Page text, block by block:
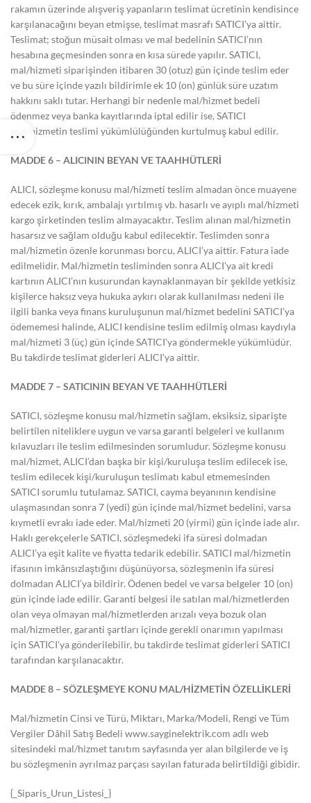
rakamın üzerinde alışveriş yapanların teslimat ücretinin kendisince
karşılanacağını beyan etmişse, teslimat masrafı SATICI’ya aittir.
Teslimat; stoğun müsait olması ve mal bedelinin SATICI’nın
hesabına geçmesinden sonra en kısa sürede yapılır. SATICI,
mal/hizmeti siparişinden itibaren 30 (otuz) gün içinde teslim eder
ve bu süre içinde yazılı bildirimle ek 10 (on) günlük süre uzatım
hakkını saklı tutar. Herhangi bir nedenle mal/hizmet bedeli
ödenmez veya banka kayıtlarında iptal edilir ise, SATICI
mal/hizmetin teslimi yükümlülüğünden kurtulmuş kabul edilir.
MADDE 6 – ALICININ BEYAN VE TAAHHÜTLERİ
ALICI, sözleşme konusu mal/hizmeti teslim almadan önce muayene
edecek ezik, kırık, ambalajı yırtılmış vb. hasarlı ve ayıplı mal/hizmeti
kargo şirketinden teslim almayacaktır. Teslim alınan mal/hizmetin
hasarsız ve sağlam olduğu kabul edilecektir. Teslimden sonra
mal/hizmetin özenle korunması borcu, ALICI’ya aittir. Fatura iade
edilmelidir. Mal/hizmetin tesliminden sonra ALICI’ya ait kredi
kartının ALICI’nın kusurundan kaynaklanmayan bir şekilde yetkisiz
kişilerce haksız veya hukuka aykırı olarak kullanılması nedeni ile
ilgili banka veya finans kuruluşunun mal/hizmet bedelini SATICI’ya
ödememesi halinde, ALICI kendisine teslim edilmiş olması kaydıyla
mal/hizmeti 3 (üç) gün içinde SATICI’ya göndermekle yükümlüdür.
Bu takdirde teslimat giderleri ALICI’ya aittir.
MADDE 7 – SATICININ BEYAN VE TAAHHÜTLERİ
SATICI, sözleşme konusu mal/hizmetin sağlam, eksiksiz, siparişte
belirtilen niteliklere uygun ve varsa garanti belgeleri ve kullanım
kılavuzları ile teslim edilmesinden sorumludur. Sözleşme konusu
mal/hizmet, ALICI’dan başka bir kişi/kuruluşa teslim edilecek ise,
teslim edilecek kişi/kuruluşun teslimatı kabul etmemesinden
SATICI sorumlu tutulamaz. SATICI, cayma beyanının kendisine
ulaşmasından sonra 7 (yedi) gün içinde mal/hizmet bedelini, varsa
kıymetli evrakı iade eder. Mal/hizmeti 20 (yirmi) gün içinde iade alır.
Haklı gerekçelerle SATICI, sözleşmedeki ifa süresi dolmadan
ALICI’ya eşit kalite ve fiyatta tedarik edebilir. SATICI mal/hizmetin
ifasının imkânsızlaştığını düşünüyorsa, sözleşmenin ifa süresi
dolmadan ALICI’ya bildirir. Ödenen bedel ve varsa belgeler 10 (on)
gün içinde iade edilir. Garanti belgesi ile satılan mal/hizmetlerden
olan veya olmayan mal/hizmetlerden arızalı veya bozuk olan
mal/hizmetler, garanti şartları içinde gerekli onarımın yapılması
için SATICI’ya gönderilebilir, bu takdirde teslimat giderleri SATICI
tarafından karşılanacaktır.
MADDE 8 – SÖZLEŞMEYE KONU MAL/HİZMETİN ÖZELLİKLERİ
Mal/hizmetin Cinsi ve Türü, Miktarı, Marka/Modeli, Rengi ve Tüm
Vergiler Dâhil Satış Bedeli www.sayginelektrik.com adlı web
sitesindeki mal/hizmet tanıtım sayfasında yer alan bilgilerde ve iş
bu sözleşmenin ayrılmaz parçası sayılan faturada belirtildiği gibidir.
{_Siparis_Urun_Listesi_}